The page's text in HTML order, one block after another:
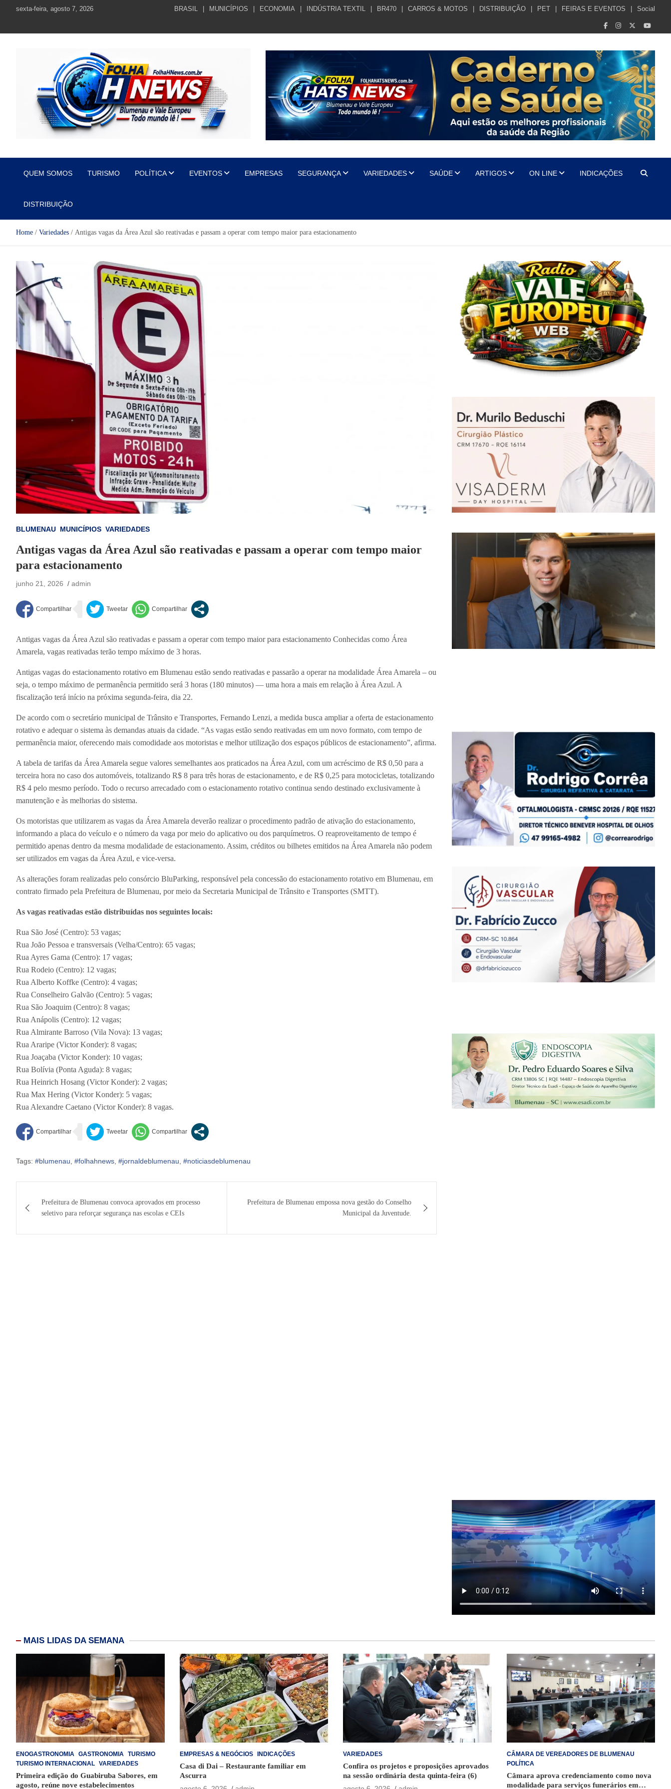
sexta-feira, agosto 7, 2026 BRASIL MUNICÍPIOS ECONOMIA INDÚSTRIA TEXTIL BR470 CARROS & MOTOS DISTRIBUIÇÃO PET FEIRAS E EVENTOS Social
QUEM SOMOS TURISMO POLÍTICA EVENTOS EMPRESAS SEGURANÇA VARIEDADES SAÚDE ARTIGOS ON LINE INDICAÇÕES
DISTRIBUIÇÃO
Home Variedades Antigas vagas da Área Azul são reativadas e passam a operar com tempo maior para estacionamento
BLUMENAU MUNICÍPIOS VARIEDADES
Antigas vagas da Área Azul são reativadas e passam a operar com tempo maior
para estacionamento
junho 21, 2026 admin
Antigas vagas da Área Azul são reativadas e passam a operar com tempo maior para estacionamento Conhecidas como Área
Amarela, vagas reativadas terão tempo máximo de 3 horas.
Antigas vagas do estacionamento rotativo em Blumenau estão sendo reativadas e passarão a operar na modalidade Área Amarela – ou
seja, o tempo máximo de permanência permitido será 3 horas (180 minutos) — uma hora a mais em relação à Área Azul. A
fiscalização terá início na próxima segunda-feira, dia 22.
De acordo com o secretário municipal de Trânsito e Transportes, Fernando Lenzi, a medida busca ampliar a oferta de estacionamento
rotativo e adequar o sistema às demandas atuais da cidade. “As vagas estão sendo reativadas em um novo formato, com tempo de
permanência maior, oferecendo mais comodidade aos motoristas e melhor utilização dos espaços públicos de estacionamento”, afirma.
A tabela de tarifas da Área Amarela segue valores semelhantes aos praticados na Área Azul, com um acréscimo de R$ 0,50 para a
terceira hora no caso dos automóveis, totalizando R$ 8 para três horas de estacionamento, e de R$ 0,25 para motocicletas, totalizando
R$ 4 pelo mesmo período. Todo o recurso arrecadado com o estacionamento rotativo continua sendo destinado exclusivamente à
manutenção e às melhorias do sistema.
Os motoristas que utilizarem as vagas da Área Amarela deverão realizar o procedimento padrão de ativação do estacionamento,
informando a placa do veículo e o número da vaga por meio do aplicativo ou dos parquímetros. O reaproveitamento de tempo é
permitido apenas dentro da mesma modalidade de estacionamento. Assim, créditos ou bilhetes emitidos na Área Amarela não podem
ser utilizados em vagas da Área Azul, e vice-versa.
As alterações foram realizadas pelo consórcio BluParking, responsável pela concessão do estacionamento rotativo em Blumenau, em
contrato firmado pela Prefeitura de Blumenau, por meio da Secretaria Municipal de Trânsito e Transportes (SMTT).
As vagas reativadas estão distribuídas nos seguintes locais:
Rua São José (Centro): 53 vagas;
Rua João Pessoa e transversais (Velha/Centro): 65 vagas;
Rua Ayres Gama (Centro): 17 vagas;
Rua Rodeio (Centro): 12 vagas;
Rua Alberto Koffke (Centro): 4 vagas;
Rua Conselheiro Galvão (Centro): 5 vagas;
Rua São Joaquim (Centro): 8 vagas;
Rua Anápolis (Centro): 12 vagas;
Rua Almirante Barroso (Vila Nova): 13 vagas;
Rua Araripe (Victor Konder): 8 vagas;
Rua Joaçaba (Victor Konder): 10 vagas;
Rua Bolívia (Ponta Aguda): 8 vagas;
Rua Heinrich Hosang (Victor Konder): 2 vagas;
Rua Max Hering (Victor Konder): 5 vagas;
Rua Alexandre Caetano (Victor Konder): 8 vagas.
Tags: #blumenau #folhahnews #jornaldeblumenau #noticiasdeblumenau
de
Post
Prefeitura de Blumenau convoca aprovados em processo
seletivo para reforçar segurança nas escolas e CEIs
Prefeitura de Blumenau empossa nova gestão do Conselho
Municipal da Juventude.
MAIS LIDAS DA SEMANA
ENOGASTRONOMIA GASTRONOMIA TURISMO
TURISMO INTERNACIONAL VARIEDADES
Primeira edição do Guabiruba Sabores, em
agosto, reúne nove estabelecimentos
EMPRESAS & NEGÓCIOS INDICAÇÕES
Casa di Dai – Restaurante familiar em
Ascurra
VARIEDADES
Confira os projetos e proposições aprovados
na sessão ordinária desta quinta-feira (6)
CÂMARA DE VEREADORES DE BLUMENAU
POLÍTICA
Câmara aprova credenciamento como nova
modalidade para serviços funerários em